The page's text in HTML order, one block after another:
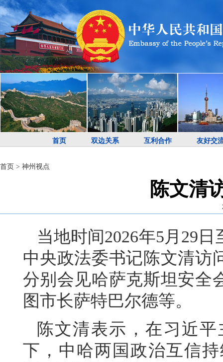
首页 双边关系 互利合作 友好交
首页 > 神州视点
陈文清
当地时间2026年5月29
中央政法委书记陈文清访
分别会见哈萨克斯坦安全
图市长萨特巴尔德等。
陈文清表示，在习近
下，中哈两国政治互信